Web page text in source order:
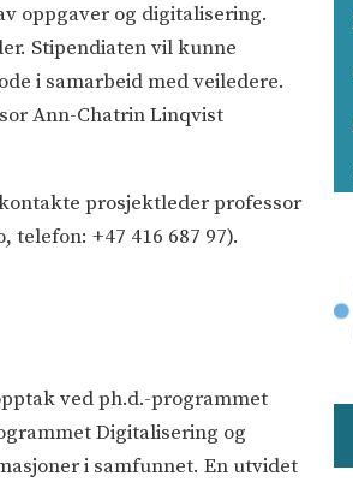
oppgaver og digitalisering.
Stipendiaten vil kunne
i samarbeid med veiledere.
Ann-Chatrin Linqvist
prosjektleder professor
+47 416 687 97).
ved ph.d.-programmet
Digitalisering og
i samfunnet. En utvidet